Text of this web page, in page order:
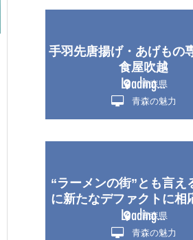
手羽先唐揚げ・あげもの
食屋吹越
青森県
青森の魅力
“ラーメンの街”とも言え
に新たなデファクトに相
ーメン！ 一度食べたら
なる「らーめん家」
青森県
青森の魅力